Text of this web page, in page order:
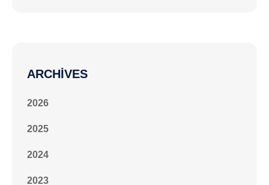
ARCHIVES
2026
2025
2024
2023